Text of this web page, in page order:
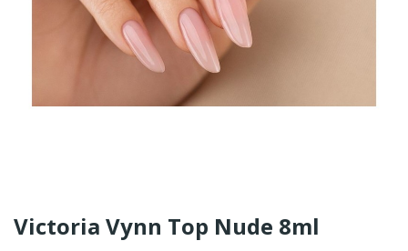
Victoria Vynn Top Nude 8ml